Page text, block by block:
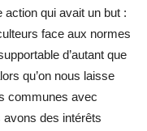
qui avait un but :
face aux normes
d’autant que
qu’on nous laisse
communes avec
des intérêts